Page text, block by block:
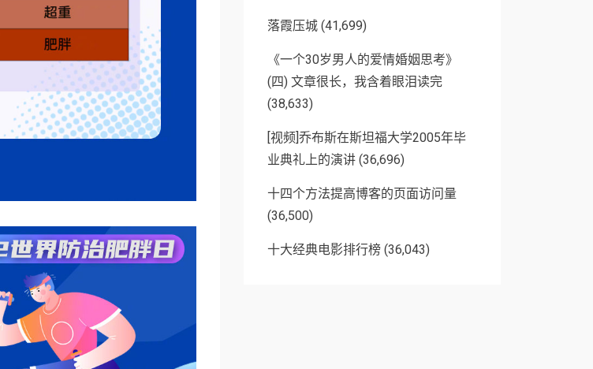
落霞压城 (41,699)
《一个30岁男人的爱情婚姻思考》
(四) 文章很长，我含着眼泪读完
(38,633)
[视频]乔布斯在斯坦福大学2005年毕
业典礼上的演讲 (36,696)
十四个方法提高博客的页面访问量
(36,500)
十大经典电影排行榜 (36,043)